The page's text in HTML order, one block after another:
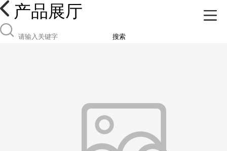
产品展厅
搜索